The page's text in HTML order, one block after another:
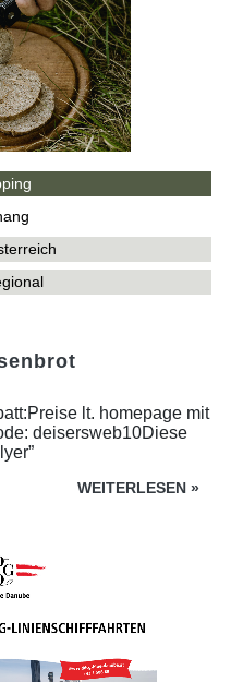
lt. homepage mit
deisersweb10Diese
WEITERLESEN »